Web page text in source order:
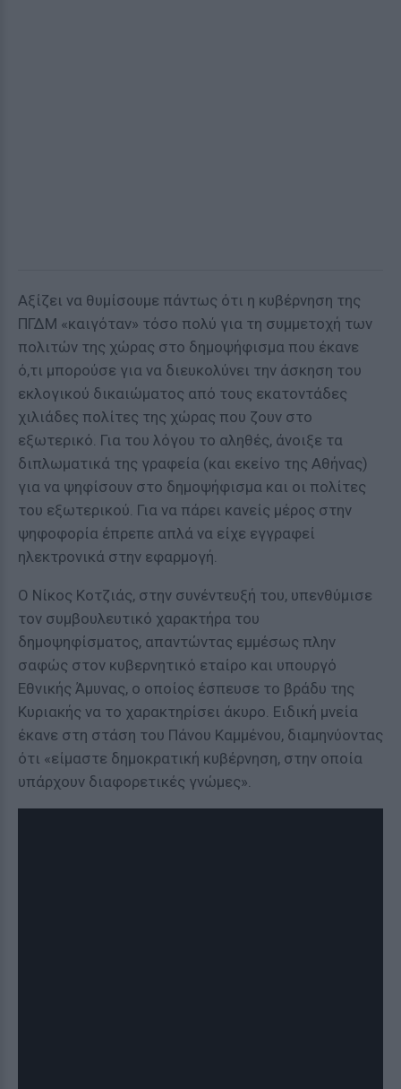
Αξίζει να θυμίσουμε πάντως ότι η κυβέρνηση της
ΠΓΔΜ «καιγόταν» τόσο πολύ για τη συμμετοχή των
πολιτών της χώρας στο δημοψήφισμα που έκανε
ό,τι μπορούσε για να διευκολύνει την άσκηση του
εκλογικού δικαιώματος από τους εκατοντάδες
χιλιάδες πολίτες της χώρας που ζουν στο
εξωτερικό. Για του λόγου το αληθές, άνοιξε τα
διπλωματικά της γραφεία (και εκείνο της Αθήνας)
για να ψηφίσουν στο δημοψήφισμα και οι πολίτες
του εξωτερικού. Για να πάρει κανείς μέρος στην
ψηφοφορία έπρεπε απλά να είχε εγγραφεί
ηλεκτρονικά στην εφαρμογή.
Ο Νίκος Κοτζιάς, στην συνέντευξή του, υπενθύμισε
τον συμβουλευτικό χαρακτήρα του
δημοψηφίσματος, απαντώντας εμμέσως πλην
σαφώς στον κυβερνητικό εταίρο και υπουργό
Εθνικής Άμυνας, ο οποίος έσπευσε το βράδυ της
Κυριακής να το χαρακτηρίσει άκυρο. Ειδική μνεία
έκανε στη στάση του Πάνου Καμμένου, διαμηνύοντας
ότι «είμαστε δημοκρατική κυβέρνηση, στην οποία
υπάρχουν διαφορετικές γνώμες».